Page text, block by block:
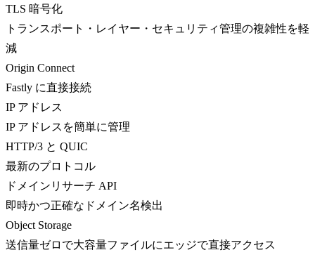
TLS 暗号化
トランスポート・レイヤー・セキュリティ管理の複雑性を軽
減
Origin Connect
Fastly に直接接続
IP アドレス
IP アドレスを簡単に管理
HTTP/3 と QUIC
最新のプロトコル
ドメインリサーチ API
即時かつ正確なドメイン名検出
Object Storage
送信量ゼロで大容量ファイルにエッジで直接アクセス